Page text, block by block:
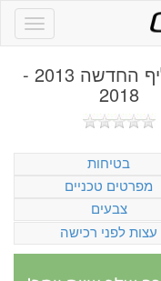
ניסאן ליף החדשה 2013 -
2018
בטיחות
מפרטים טכניים
צבעים
עצות לפני רכישה